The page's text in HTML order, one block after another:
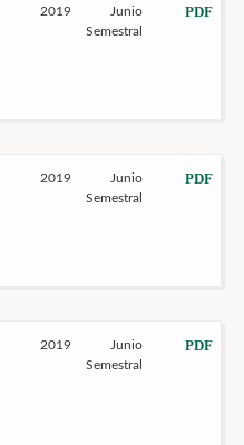
2019
Junio
Semestral
PDF
2019
Junio
Semestral
PDF
2019
Junio
Semestral
PDF